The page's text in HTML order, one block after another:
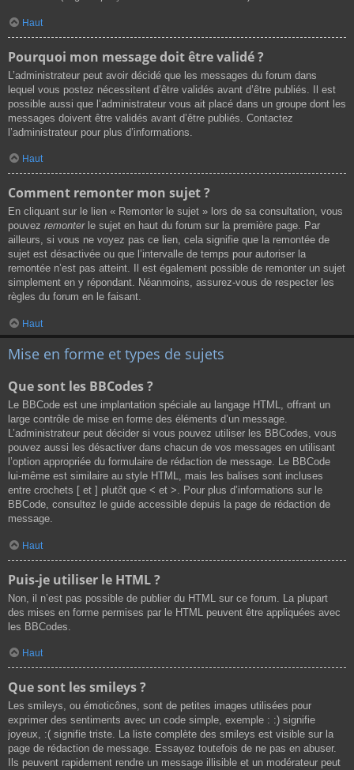
Haut
Pourquoi mon message doit être validé ?
L’administrateur peut avoir décidé que les messages du forum dans
lequel vous postez nécessitent d’être validés avant d’être publiés. Il est
possible aussi que l’administrateur vous ait placé dans un groupe dont les
messages doivent être validés avant d’être publiés. Contactez
l’administrateur pour plus d’informations.
Haut
Comment remonter mon sujet ?
En cliquant sur le lien « Remonter le sujet » lors de sa consultation, vous
pouvez remonterle sujet en haut du forum sur la première page. Par
ailleurs, si vous ne voyez pas ce lien, cela signifie que la remontée de
sujet est désactivée ou que l’intervalle de temps pour autoriser la
remontée n’est pas atteint. Il est également possible de remonter un sujet
simplement en y répondant. Néanmoins, assurez-vous de respecter les
règles du forum en le faisant.
Haut
Mise en forme et types de sujets
Que sont les BBCodes ?
Le BBCode est une implantation spéciale au langage HTML, offrant un
large contrôle de mise en forme des éléments d’un message.
L’administrateur peut décider si vous pouvez utiliser les BBCodes, vous
pouvez aussi les désactiver dans chacun de vos messages en utilisant
l’option appropriée du formulaire de rédaction de message. Le BBCode
lui-même est similaire au style HTML, mais les balises sont incluses
entre crochets [ et ] plutôt que < et >. Pour plus d’informations sur le
BBCode, consultez le guide accessible depuis la page de rédaction de
message.
Haut
Puis-je utiliser le HTML ?
Non, il n’est pas possible de publier du HTML sur ce forum. La plupart
des mises en forme permises par le HTML peuvent être appliquées avec
les BBCodes.
Haut
Que sont les smileys ?
Les smileys, ou émoticônes, sont de petites images utilisées pour
exprimer des sentiments avec un code simple, exemple : :) signifie
joyeux, :( signifie triste. La liste complète des smileys est visible sur la
page de rédaction de message. Essayez toutefois de ne pas en abuser.
Ils peuvent rapidement rendre un message illisible et un modérateur peut